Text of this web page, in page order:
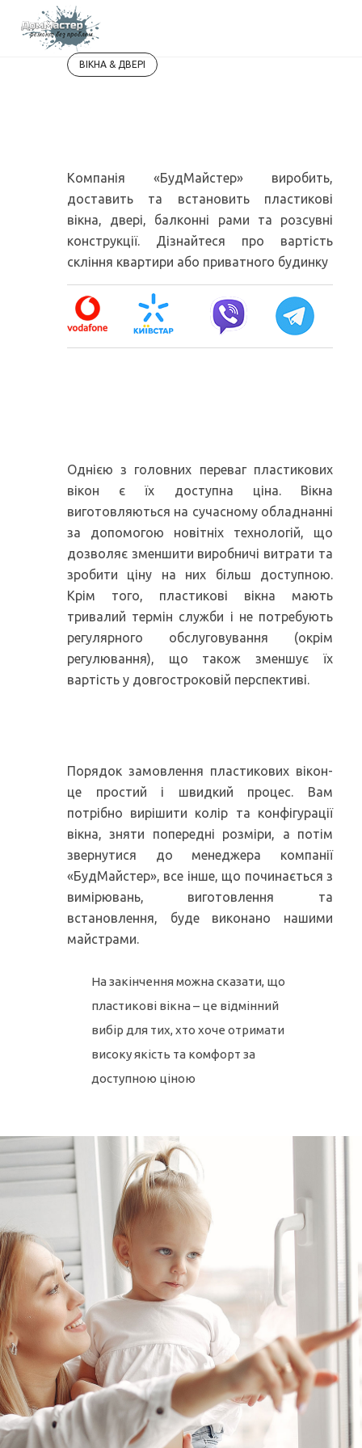
ВІКНА & ДВЕРІ
Компанія «БудМайстер» виробить,
доставить та встановить пластикові
вікна, двері, балконні рами та розсувні
конструкції. Дізнайтеся про вартість
скління квартири або приватного будинку
Однією з головних переваг пластикових
вікон є їх доступна ціна. Вікна
виготовляються на сучасному обладнанні
за допомогою новітніх технологій, що
дозволяє зменшити виробничі витрати та
зробити ціну на них більш доступною.
Крім того, пластикові вікна мають
тривалий термін служби і не потребують
регулярного обслуговування (окрім
регулювання), що також зменшує їх
вартість у довгостроковій перспективі.
Порядок замовлення пластикових вікон-
це простий і швидкий процес. Вам
потрібно вирішити колір та конфігурації
вікна, зняти попередні розміри, а потім
звернутися до менеджера компанії
«БудМайстер», все інше, що починається з
вимірювань, виготовлення та
встановлення, буде виконано нашими
майстрами.
На закінчення можна сказати, що
пластикові вікна – це відмінний
вибір для тих, хто хоче отримати
високу якість та комфорт за
доступною ціною